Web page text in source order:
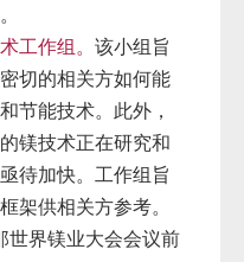
工作组。 该小组旨
切的相关方如何能
节能技术。此外，
镁技术正在研究和
待加快。工作组旨
架供相关方参考。
世界镁业大会会议前